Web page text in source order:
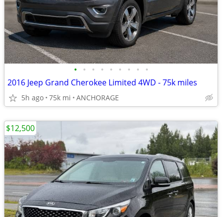
• • • • • • • • •
2016 Jeep Grand Cherokee Limited 4WD - 75k miles
5h ago 75k mi ANCHORAGE
$12,500